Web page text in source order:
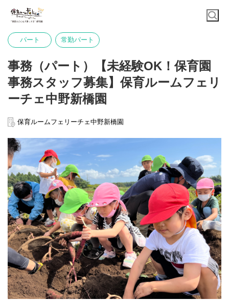
パート 常勤パート
事務（パート）【未経験OK！保育園
事務スタッフ募集】保育ルームフェリ
ーチェ中野新橋園
保育ルームフェリーチェ中野新橋園